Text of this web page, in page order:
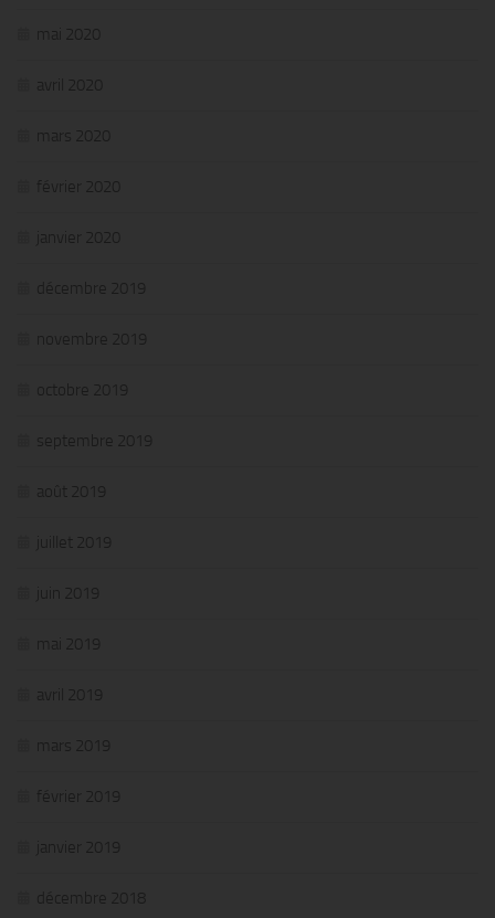
mai 2020
avril 2020
mars 2020
février 2020
janvier 2020
décembre 2019
novembre 2019
octobre 2019
septembre 2019
août 2019
juillet 2019
juin 2019
mai 2019
avril 2019
mars 2019
février 2019
janvier 2019
décembre 2018